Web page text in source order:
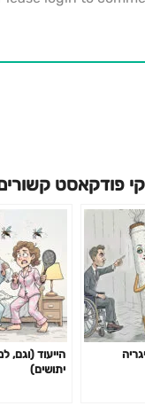
פודקאסט
הייעוד (וגם,
יתושים)